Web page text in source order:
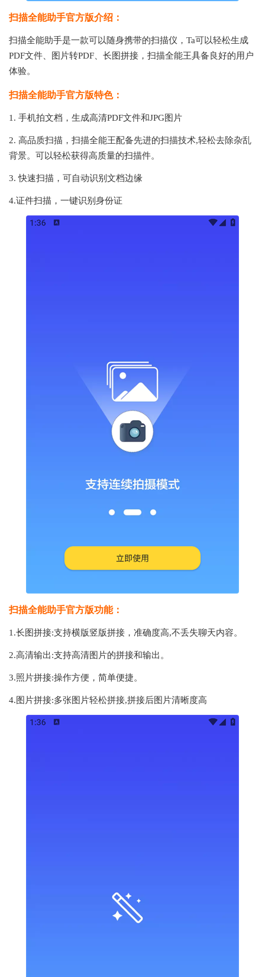
扫描全能助手官方版介绍：
扫描全能助手是一款可以随身携带的扫描仪，Ta可以轻松生成
PDF文件、图片转PDF、长图拼接，扫描全能王具备良好的用户
体验。
扫描全能助手官方版特色：
1. 手机拍文档，生成高清PDF文件和JPG图片
2. 高品质扫描，扫描全能王配备先进的扫描技术,轻松去除杂乱
背景。可以轻松获得高质量的扫描件。
3. 快速扫描，可自动识别文档边缘
4.证件扫描，一键识别身份证
扫描全能助手官方版功能：
1.长图拼接:支持横版竖版拼接，准确度高,不丢失聊天内容。
2.高清输出:支持高清图片的拼接和输出。
3.照片拼接:操作方便，简单便捷。
4.图片拼接:多张图片轻松拼接,拼接后图片清晰度高